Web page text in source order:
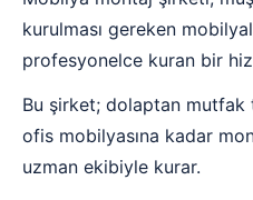
kurulması gereken
profesyonelce kuran bir
Bu şirket; dolaptan mutfak
ofis mobilyasına kadar
uzman ekibiyle kurar.